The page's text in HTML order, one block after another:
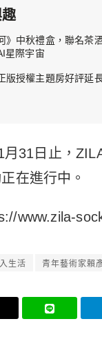
》中秋禮盒，聯名茶
星際宇宙
版授權主題房好評延
月31日止，
在進行中。
www.zila-
生活 青年藝術家賴